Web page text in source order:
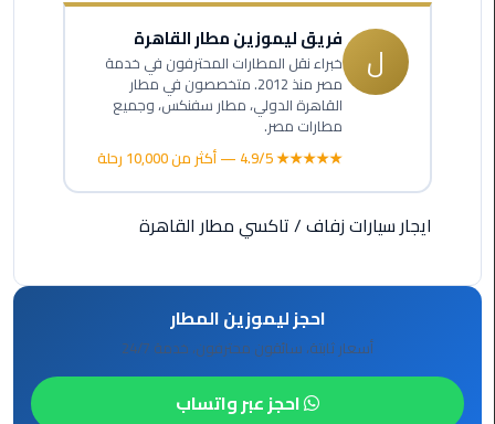
مطروح
الأحمر
القاهرة
القاهرة
ل فريق ليموزين مطار القاهرة
خبراء نقل المطارات المحترفون في خدمة
مصر منذ 2012. متخصصون في مطار
القاهرة الدولي، مطار سفنكس، وجميع
مطارات مصر.
★★★★★ 4.9/5 — أكثر من 10,000 رحلة
ايجار سيارات زفاف/تاكسي مطار القاهرة
احجز ليموزين المطار
أسعار ثابتة، سائقون محترفون، خدمة 24/7
احجز عبر واتساب